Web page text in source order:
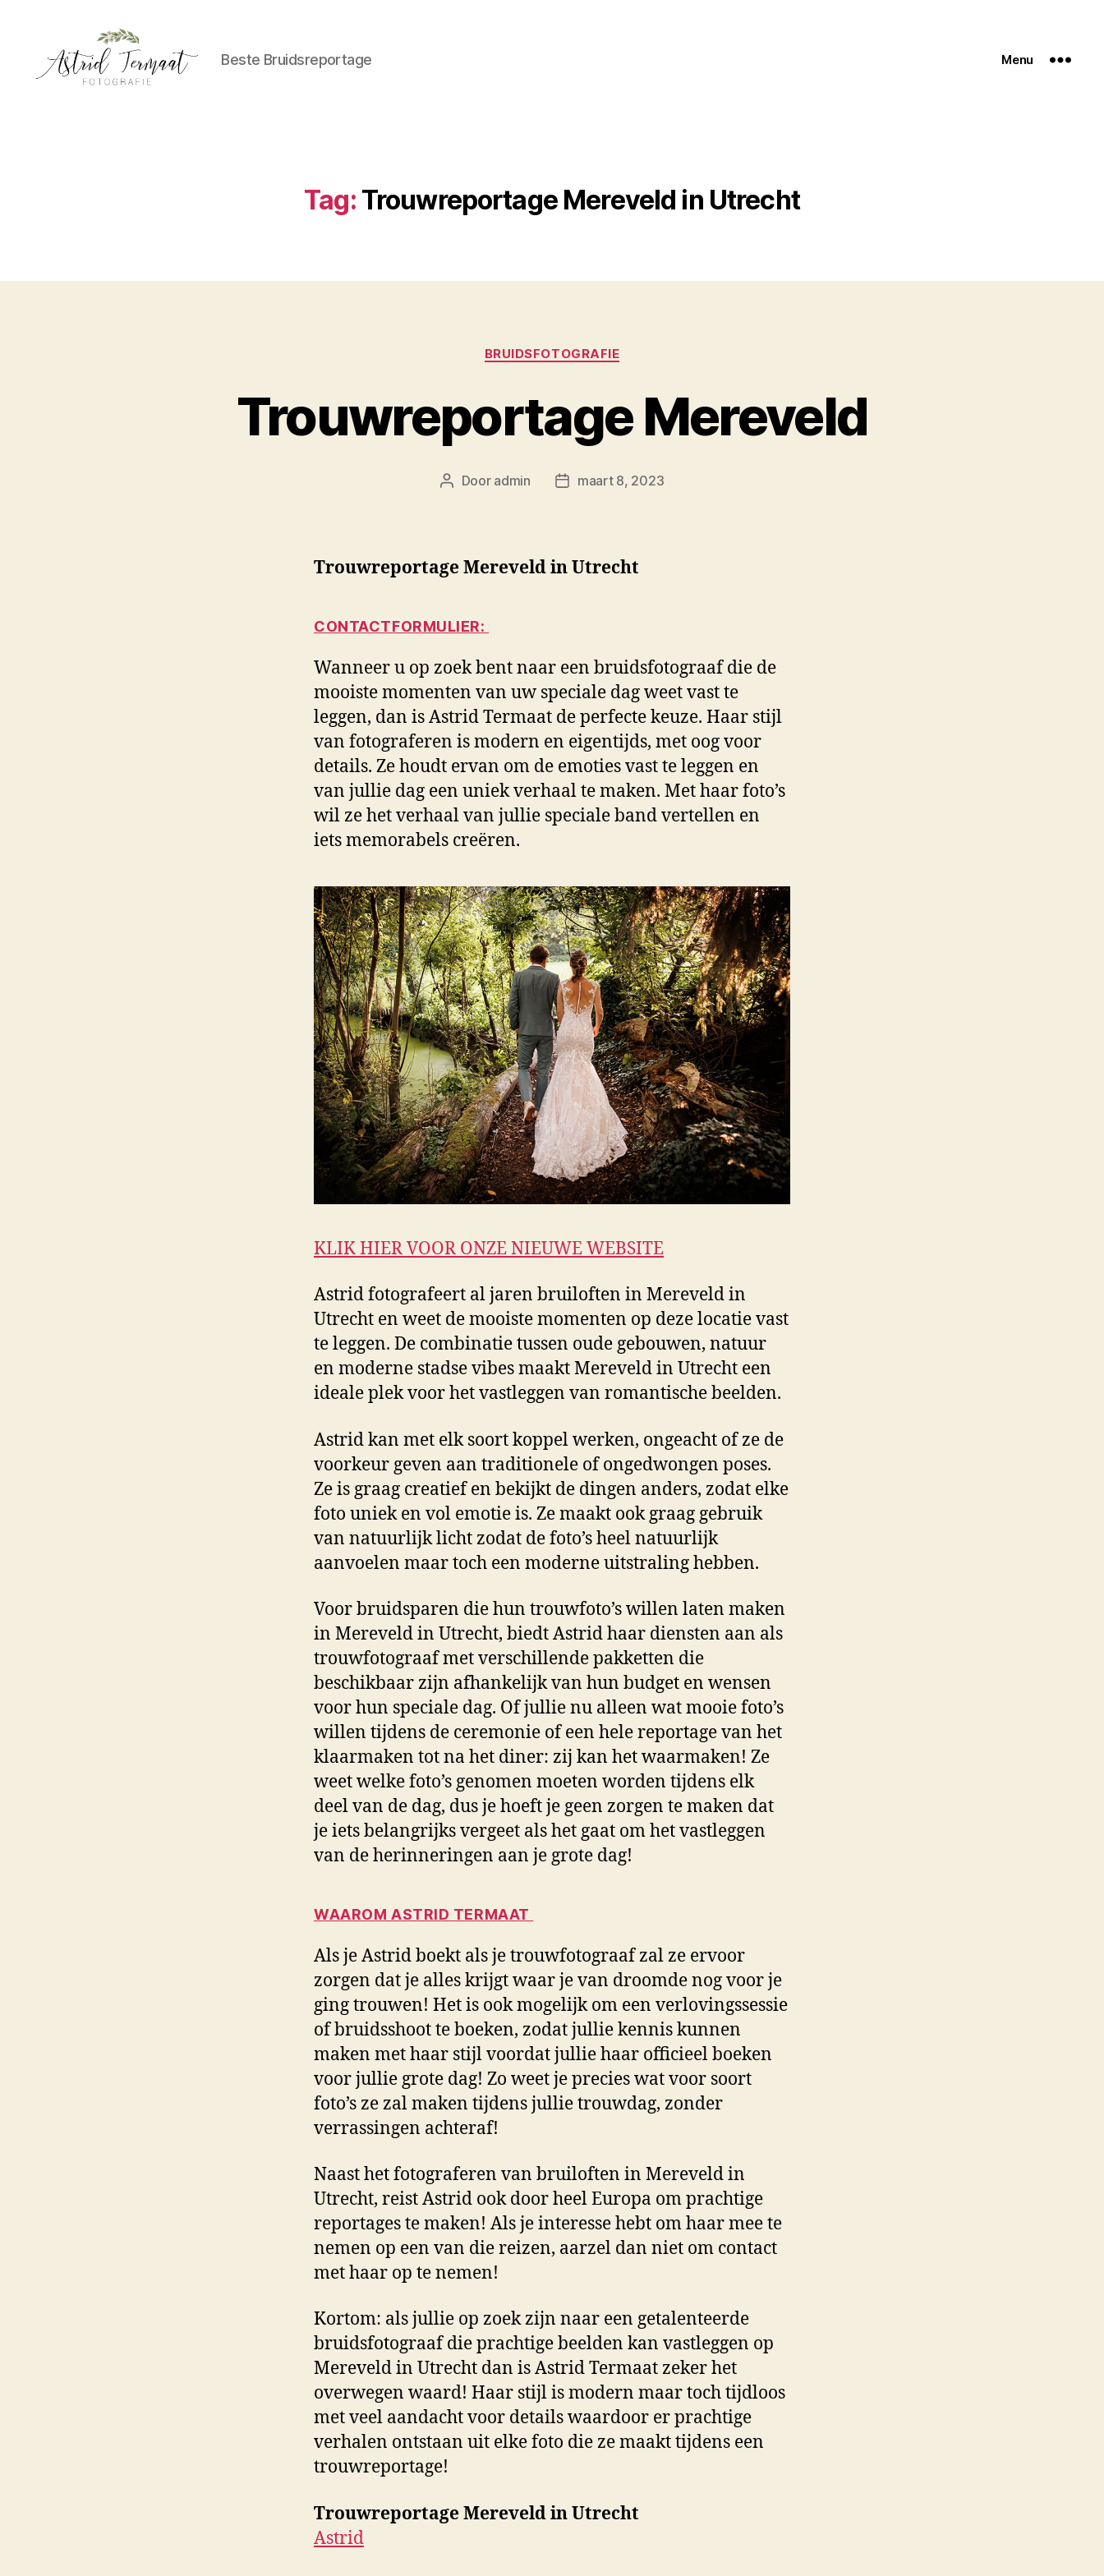
Beste Bruidsreportage Menu
Tag: Trouwreportage Mereveld in Utrecht
Categorieën
BRUIDSFOTOGRAFIE
Trouwreportage Mereveld
Berichtauteur
Door admin Berichtdatum
maart 8, 2023
Trouwreportage Mereveld in Utrecht
CONTACTFORMULIER:
Wanneer u op zoek bent naar een bruidsfotograaf die de
mooiste momenten van uw speciale dag weet vast te
leggen, dan is Astrid Termaat de perfecte keuze. Haar stijl
van fotograferen is modern en eigentijds, met oog voor
details. Ze houdt ervan om de emoties vast te leggen en
van jullie dag een uniek verhaal te maken. Met haar foto’s
wil ze het verhaal van jullie speciale band vertellen en
iets memorabels creëren.
KLIK HIER VOOR ONZE NIEUWE WEBSITE
Astrid fotografeert al jaren bruiloften in Mereveld in
Utrecht en weet de mooiste momenten op deze locatie vast
te leggen. De combinatie tussen oude gebouwen, natuur
en moderne stadse vibes maakt Mereveld in Utrecht een
ideale plek voor het vastleggen van romantische beelden.
Astrid kan met elk soort koppel werken, ongeacht of ze de
voorkeur geven aan traditionele of ongedwongen poses.
Ze is graag creatief en bekijkt de dingen anders, zodat elke
foto uniek en vol emotie is. Ze maakt ook graag gebruik
van natuurlijk licht zodat de foto’s heel natuurlijk
aanvoelen maar toch een moderne uitstraling hebben.
Voor bruidsparen die hun trouwfoto’s willen laten maken
in Mereveld in Utrecht, biedt Astrid haar diensten aan als
trouwfotograaf met verschillende pakketten die
beschikbaar zijn afhankelijk van hun budget en wensen
voor hun speciale dag. Of jullie nu alleen wat mooie foto’s
willen tijdens de ceremonie of een hele reportage van het
klaarmaken tot na het diner: zij kan het waarmaken! Ze
weet welke foto’s genomen moeten worden tijdens elk
deel van de dag, dus je hoeft je geen zorgen te maken dat
je iets belangrijks vergeet als het gaat om het vastleggen
van de herinneringen aan je grote dag!
WAAROM ASTRID TERMAAT
Als je Astrid boekt als je trouwfotograaf zal ze ervoor
zorgen dat je alles krijgt waar je van droomde nog voor je
ging trouwen! Het is ook mogelijk om een verlovingssessie
of bruidsshoot te boeken, zodat jullie kennis kunnen
maken met haar stijl voordat jullie haar officieel boeken
voor jullie grote dag! Zo weet je precies wat voor soort
foto’s ze zal maken tijdens jullie trouwdag, zonder
verrassingen achteraf!
Naast het fotograferen van bruiloften in Mereveld in
Utrecht, reist Astrid ook door heel Europa om prachtige
reportages te maken! Als je interesse hebt om haar mee te
nemen op een van die reizen, aarzel dan niet om contact
met haar op te nemen!
Kortom: als jullie op zoek zijn naar een getalenteerde
bruidsfotograaf die prachtige beelden kan vastleggen op
Mereveld in Utrecht dan is Astrid Termaat zeker het
overwegen waard! Haar stijl is modern maar toch tijdloos
met veel aandacht voor details waardoor er prachtige
verhalen ontstaan uit elke foto die ze maakt tijdens een
trouwreportage!
Trouwreportage Mereveld in Utrecht
Astrid